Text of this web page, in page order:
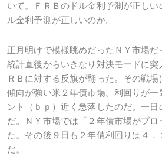
いて。ＦＲＢのドル金利予測が正しい
ル金利予測が正しいのか。
正月明けで模様眺めだったＮＹ市場だ
統計直後からいきなり対決モードに突
ＲＢに対する反旗が翻った。その戦
傾向が強い米２年債市場。利回りが一
ント（ｂｐ）近く急落したのだ。一
だ。ＮＹ市場では「２年債市場がブ
た。その後９日も２年債利回りは４．
だ。